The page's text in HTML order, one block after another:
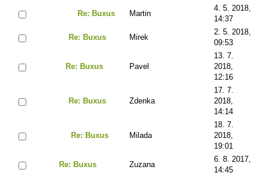
Re: Buxus Martin
4. 5. 2018,
14:37
Re: Buxus Mirek
2. 5. 2018,
09:53
Re: Buxus Pavel
13. 7.
2018,
12:16
Re: Buxus Zdenka
17. 7.
2018,
14:14
Re: Buxus Milada
18. 7.
2018,
19:01
Re: Buxus Zuzana
6. 8. 2017,
14:45